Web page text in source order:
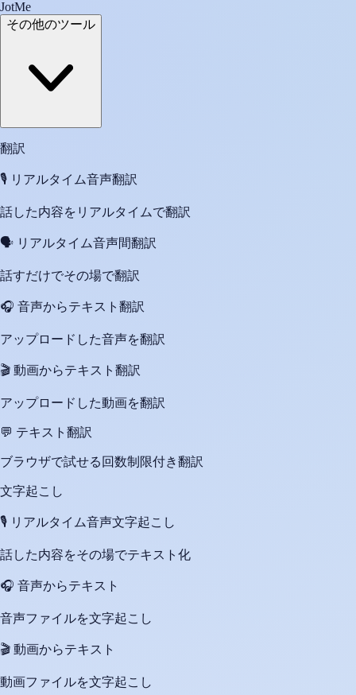
JotMe
その他のツール
翻訳
🎙️ リアルタイム音声翻訳
話した内容をリアルタイムで翻訳
🗣️ リアルタイム音声間翻訳
話すだけでその場で翻訳
🎧 音声からテキスト翻訳
アップロードした音声を翻訳
🎬 動画からテキスト翻訳
アップロードした動画を翻訳
💬 テキスト翻訳
ブラウザで試せる回数制限付き翻訳
文字起こし
🎙️ リアルタイム音声文字起こし
話した内容をその場でテキスト化
🎧 音声からテキスト
音声ファイルを文字起こし
🎬 動画からテキスト
動画ファイルを文字起こし